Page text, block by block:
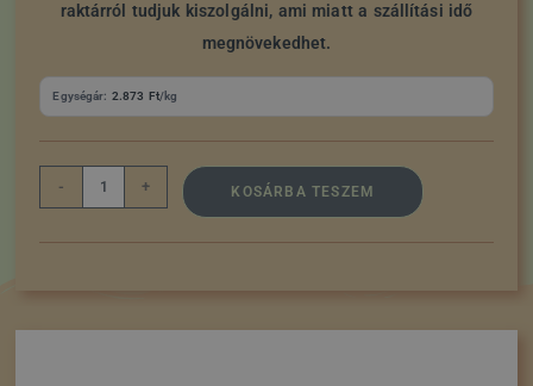
raktárról tudjuk kiszolgálni, ami miatt a szállítási idő
megnövekedhet.
Egységár: 2.873 Ft/kg
- + KOSÁRBA TESZEM